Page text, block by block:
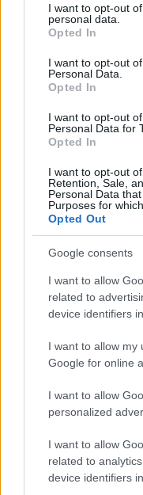
not limited to your visit
grant or deny consent
use your data for
consent section.
I want to opt-out
personal data.
Opted In
I want to opt-out
Personal Data.
Opted In
I want to opt-out
Personal Data for
Opted In
I want to opt-out
Retention, Sale,
Personal Data
Purposes for
Opted Out
Google consents
I want to allow
related to
device identifiers
I want to allow my
Google for online
I want to allow
personalized
I want to allow
related to
device identifiers
combinabellezza,
settimana.
AUTORE
Alessandro
pieno di
dopo un
storie di
redazione
taccuino
mano.